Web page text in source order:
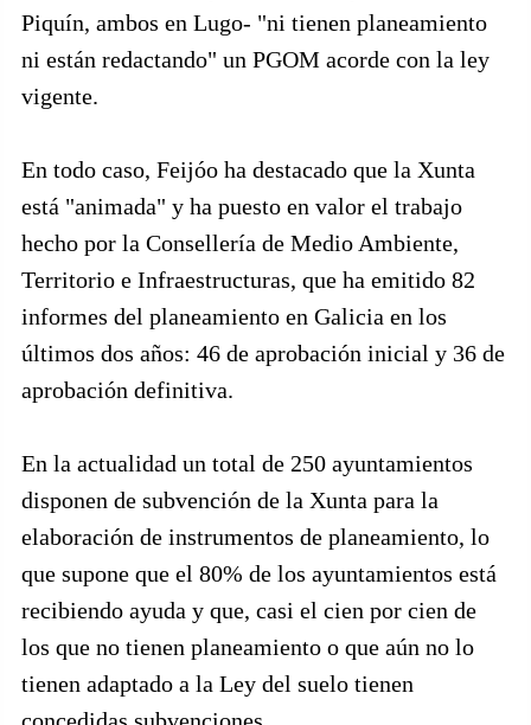
Piquín, ambos en Lugo- "ni tienen planeamiento
ni están redactando" un PGOM acorde con la ley
vigente.
En todo caso, Feijóo ha destacado que la Xunta
está "animada" y ha puesto en valor el trabajo
hecho por la Consellería de Medio Ambiente,
Territorio e Infraestructuras, que ha emitido 82
informes del planeamiento en Galicia en los
últimos dos años: 46 de aprobación inicial y 36 de
aprobación definitiva.
En la actualidad un total de 250 ayuntamientos
disponen de subvención de la Xunta para la
elaboración de instrumentos de planeamiento, lo
que supone que el 80% de los ayuntamientos está
recibiendo ayuda y que, casi el cien por cien de
los que no tienen planeamiento o que aún no lo
tienen adaptado a la Ley del suelo tienen